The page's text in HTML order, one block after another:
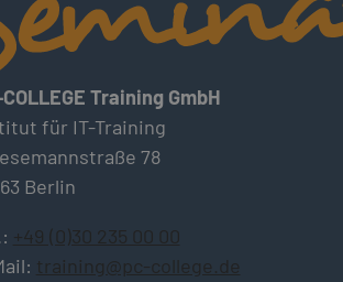
Training GmbH
für IT-Training
78
Berlin
+49 (0)30 235 00 00
training@pc-college.de